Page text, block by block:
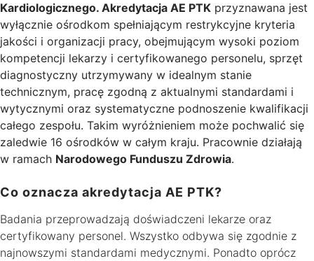
Kardiologicznego. Akredytacja AE PTK przyznawana jest
wyłącznie ośrodkom spełniającym restrykcyjne kryteria
jakości i organizacji pracy, obejmującym wysoki poziom
kompetencji lekarzy i certyfikowanego personelu, sprzęt
diagnostyczny utrzymywany w idealnym stanie
technicznym, pracę zgodną z aktualnymi standardami i
wytycznymi oraz systematyczne podnoszenie kwalifikacji
całego zespołu. Takim wyróżnieniem może pochwalić się
zaledwie 16 ośrodków w całym kraju. Pracownie działają
w ramach Narodowego Funduszu Zdrowia.
Co oznacza akredytacja AE PTK?
Badania przeprowadzają doświadczeni lekarze oraz
certyfikowany personel. Wszystko odbywa się zgodnie z
najnowszymi standardami medycznymi. Ponadto oprócz